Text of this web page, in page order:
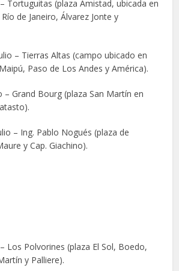
Tortuguitas (plaza Amistad, ubicada en
de Janeiro, Álvarez Jonte y
– Tierras Altas (campo ubicado en
Paso de Los Andes y América).
– Grand Bourg (plaza San Martín en
– Ing. Pablo Nogués (plaza de
y Cap. Giachino).
Los Polvorines (plaza El Sol, Boedo,
y Palliere).